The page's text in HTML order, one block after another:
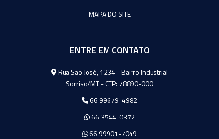
MAPA DO SITE
ENTRE EM CONTATO
Agromeq
Rua São José, 1234 - Bairro Industrial
Sorriso/MT - CEP: 78890-000
66 99679-4982
66 3544-0372
66 99901-7049